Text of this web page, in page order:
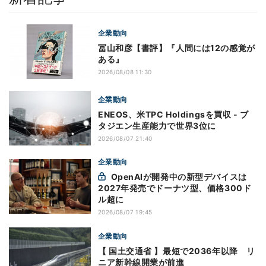
企業動向
冨山和彦【書評】『人間には12の感覚が
ある』
2026/08/08 11:30
企業動向
ENEOS、米TPC Holdingsを買収 - ブ
タジエン生産能力で世界3位に
2026/08/07 21:40
企業動向
2027年発売でドーナツ型、価格300ド
ル超に
2026/08/07 19:45
企業動向
【 国土交通省 】最短で2036年以降 リ
ニア新幹線開業が前進